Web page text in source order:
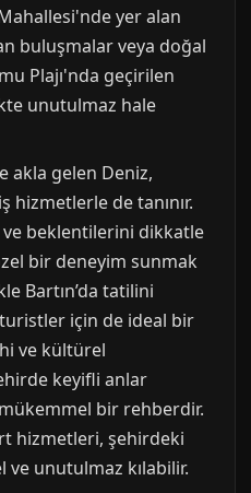
yer alan
buluşmalar veya doğal
Plajı'nda geçirilen
unutulmaz hale
akla gelen Deniz,
de tanınır.
beklentilerini dikkatle
bir deneyim sunmak
Bartın’da tatilini
için de ideal bir
ve kültürel
keyifli anlar
bir rehberdir.
hizmetleri, şehirdeki
ve unutulmaz kılabilir.